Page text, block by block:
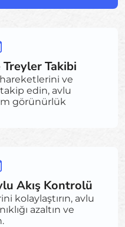
Takibi
ve
edin, avlu
görünürlük
Akış Kontrolü
kolaylaştırın, avlu
azaltın ve